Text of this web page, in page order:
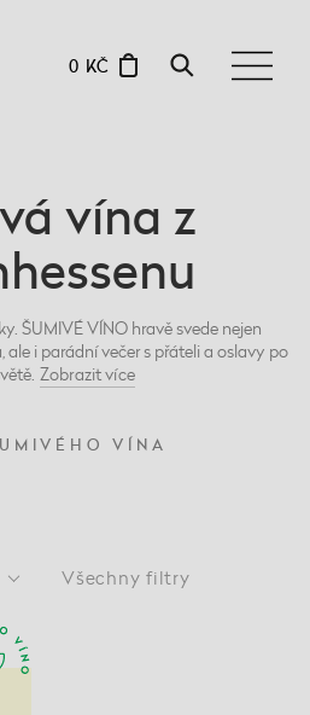
0 KČ
vína z
ŠUMIVÉ VÍNO hravě svede nejen
i parádní večer s přáteli a oslavy po
Zobrazitvíce
VÍNA
Všechny filtry